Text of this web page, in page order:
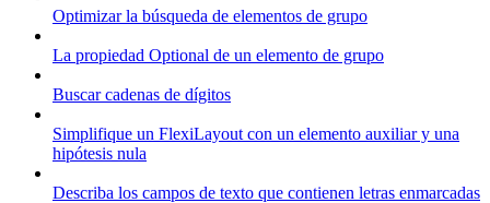
Optimizar la búsqueda de elementos de grupo
La propiedad Optional de un elemento de grupo
Buscar cadenas de dígitos
Simplifique un FlexiLayout con un elemento auxiliar y una
hipótesis nula
Describa los campos de texto que contienen letras enmarcadas